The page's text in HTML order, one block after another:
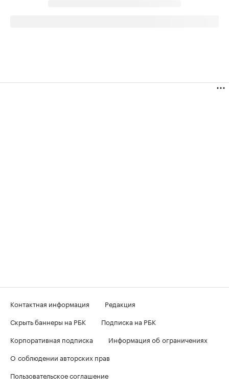
Контактная информация
Редакция
Скрыть баннеры на РБК
Подписка на РБК
Корпоративная подписка
Информация об ограничениях
О соблюдении авторских прав
Пользовательское соглашение